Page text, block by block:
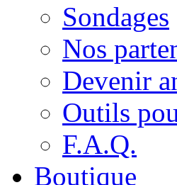
Sondages
Nos
Devenir
Outils
F.A.Q.
Boutique